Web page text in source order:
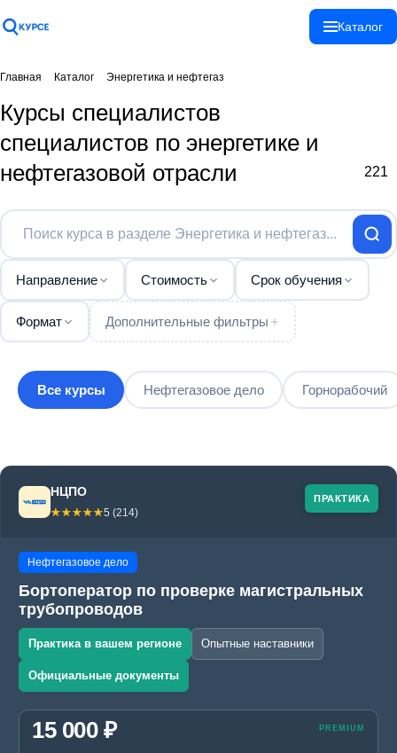
Каталог
Главная Каталог Энергетика и нефтегаз
Курсы специалистов
специалистов по энергетике и
нефтегазовой отрасли
221
Направление Стоимость Срок обучения
Формат Дополнительные фильтры
Все курсы Нефтегазовое дело Горнорабочий
ПРАКТИКА
НЦПО
☆☆☆☆☆
★★★★★5 (214)
Нефтегазовое дело
Бортоператор по проверке магистральных
трубопроводов
Практика в вашем регионе Опытные наставники
Официальные документы
15 000 ₽
отправлено!